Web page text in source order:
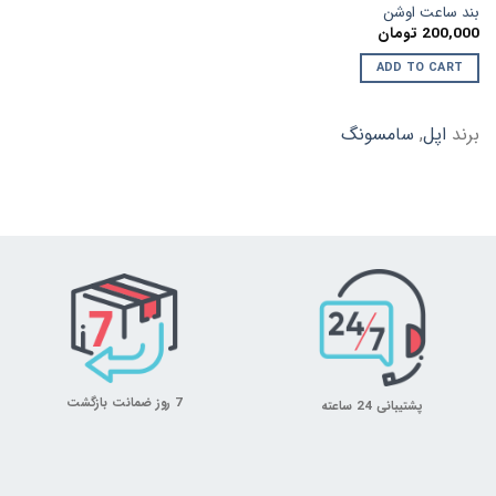
بند ساعت اوشن
200,000 تومان
ADD TO CART
برند اپل, سامسونگ
پشتیبانی 24 ساعته 7 روز ضمانت بازگشت